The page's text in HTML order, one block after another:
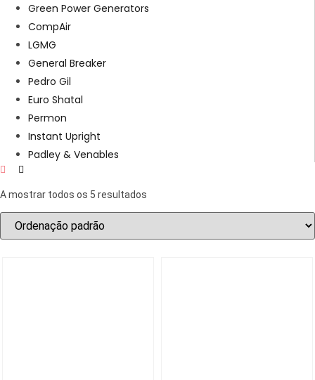
Green Power Generators
CompAir
LGMG
General Breaker
Pedro Gil
Euro Shatal
Permon
Instant Upright
Padley & Venables
A mostrar todos os 5 resultados